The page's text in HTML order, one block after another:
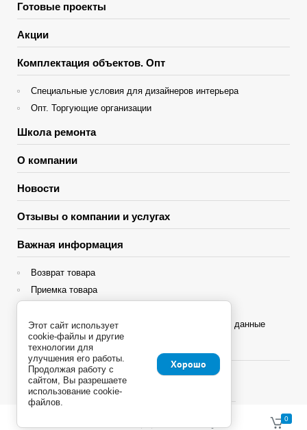
Готовые проекты
Акции
Комплектация объектов. Опт
Специальные условия для дизайнеров интерьера
Опт. Торгующие организации
Школа ремонта
О компании
Новости
Отзывы о компании и услугах
Важная информация
Возврат товара
Приемка товара
Политика конфиденциальности и персональные данные
Яндекс Сплит
0
Этот сайт использует
cookie-файлы и другие
технологии для
улучшения его работы.
Продолжая работу с
сайтом, Вы разрешаете
использование cookie-
файлов.
Хорошо